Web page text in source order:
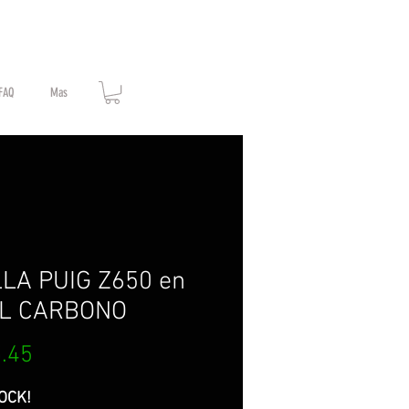
FAQ Mas
PUIG Z650 en
CARBONO